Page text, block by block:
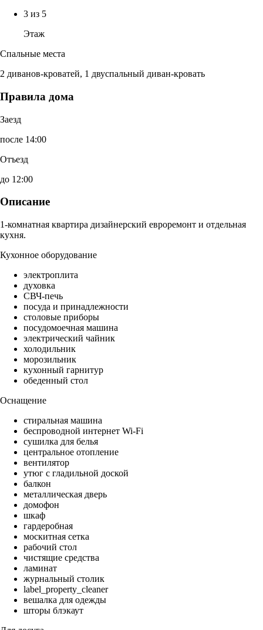
3 из 5
Этаж
Спальные места
2 диванов-кроватей, 1 двуспальный диван-кровать
Правила дома
Заезд
после 14:00
Отъезд
до 12:00
Описание
1-комнатная квартира дизайнерский евроремонт и отдельная
кухня.
Кухонное оборудование
электроплита
духовка
СВЧ-печь
посуда и принадлежности
столовые приборы
посудомоечная машина
электрический чайник
холодильник
морозильник
кухонный гарнитур
обеденный стол
Оснащение
стиральная машина
беспроводной интернет Wi-Fi
сушилка для белья
центральное отопление
вентилятор
утюг с гладильной доской
балкон
металлическая дверь
домофон
шкаф
гардеробная
москитная сетка
рабочий стол
чистящие средства
ламинат
журнальный столик
label_property_cleaner
вешалка для одежды
шторы блэкаут